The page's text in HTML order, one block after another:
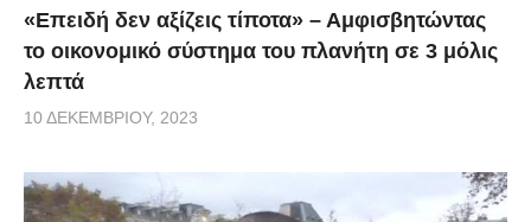
«Επειδή δεν αξίζεις τίποτα» – Αμφισβητώντας
το οικονομικό σύστημα του πλανήτη σε 3 μόλις
λεπτά
10 ΔΕΚΕΜΒΡΊΟΥ, 2023